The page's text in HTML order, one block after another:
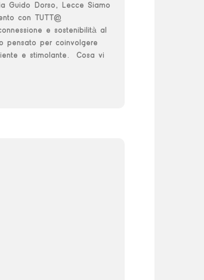
Guido Dorso, Lecce Siamo
con TUTT@
e sostenibilità al
pensato per coinvolgere
e stimolante. Cosa vi